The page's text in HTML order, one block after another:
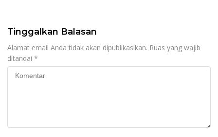
Tinggalkan Balasan
Alamat email Anda tidak akan dipublikasikan. Ruas yang wajib
ditandai *